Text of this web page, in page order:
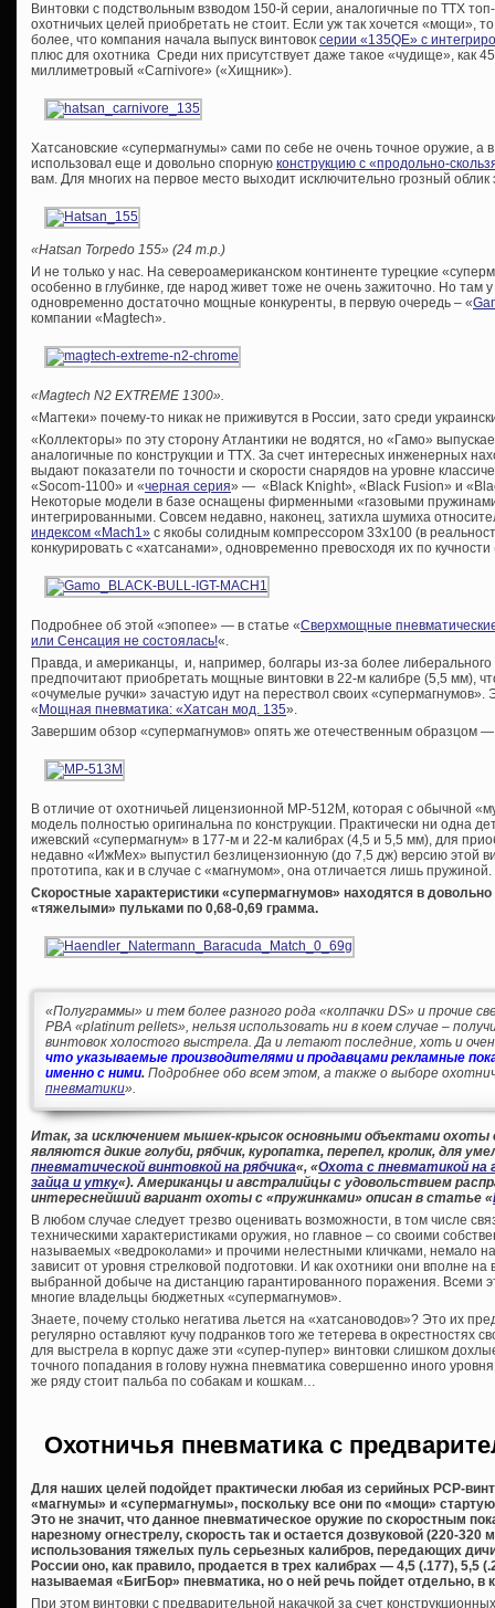
Винтовки с подствольным взводом 150-й серии, аналогичные по ТТХ
охотничьих целей приобретать не стоит. Если уж так хочется «мощи»,
более, что компания начала выпуск винтовок серии «135QE» с
плюс для охотника Среди них присутствует даже такое «чудище», как
миллиметровый «Carnivore» («Хищник»).
Хатсановские «супермагнумы» сами по себе не очень точное оружие, а
использовал еще и довольно спорную конструкцию с «продольно-
вам. Для многих на первое место выходит исключительно грозный облик
«Hatsan Torpedo 155» (24 т.р.)
И не только у нас. На североамериканском континенте турецкие
особенно в глубинке, где народ живет тоже не очень зажиточно. Но там
одновременно достаточно мощные конкуренты, в первую очередь – «
компании «Magtech».
«Magtech N2 EXTREME 1300».
«Магтеки» почему-то никак не приживутся в России, зато среди
«Коллекторы» по эту сторону Атлантики не водятся, но «Гамо»
аналогичные по конструкции и ТТХ. За счет интересных инженерных
выдают показатели по точности и скорости снарядов на уровне
«Socom-1100» и «черная серия» — «Black Knight», «Black Fusion» и
Некоторые модели в базе оснащены фирменными «газовыми
интегрированными. Совсем недавно, наконец, затихла шумиха
индексом «Mach1» с якобы солидным компрессором 33х100 (в
конкурировать с «хатсанами», одновременно превосходя их по кучности
Подробнее об этой «эпопее» — в статье «Сверхмощные
или Сенсация не состоялась!«.
Правда, и американцы, и, например, болгары из-за более либерального
предпочитают приобретать мощные винтовки в 22-м калибре (5,5 мм),
«очумелые ручки» зачастую идут на перествол своих «супермагнумов».
« Мощная пневматика: «Хатсан мод. 135».
Завершим обзор «супермагнумов» опять же отечественным образцом
В отличие от охотничьей лицензионной МР-512М, которая с обычной
модель полностью оригинальна по конструкции. Практически ни одна
ижевский «супермагнум» в 177-м и 22-м калибрах (4,5 и 5,5 мм), для
недавно «ИжМех» выпустил безлицензионную (до 7,5 дж) версию этой
прототипа, как и в случае с «магнумом», она отличается лишь пружиной.
Скоростные характеристики «супермагнумов» находятся в
«тяжелыми» пульками по 0,68-0,69 грамма.
«Полуграммы» и тем более разного рода «колпачки DS» и прочие
PBA «platinum pellets», нельзя использовать ни в коем случае –
винтовок холостого выстрела. Да и летают последние, хоть и
что указываемые производителями и продавцами рекламные
именно с ними. Подробнее обо всем этом, а также о выборе
пневматики».
Итак, за исключением мышек-крысок основными объектами
являются дикие голуби, рябчик, куропатка, перепел, кролик, для
пневматической винтовкой на рябчика«, «Охота с пневматикой на
зайца и утку«). Американцы и австралийцы с удовольствием
интереснейший вариант охоты с «пружинками» описан в статье «
В любом случае следует трезво оценивать возможности, в том числе
техническими характеристиками оружия, но главное – со своими
называемых «ведроколами» и прочими нелестными кличками, немало
зависит от уровня стрелковой подготовки. И как охотники они вполне
выбранной добыче на дистанцию гарантированного поражения. Всеми
многие владельцы бюджетных «супермагнумов».
Знаете, почему столько негатива льется на «хатсановодов»? Это их
регулярно оставляют кучу подранков того же тетерева в окрестностях
для выстрела в корпус даже эти «супер-пупер» винтовки слишком
точного попадания в голову нужна пневматика совершенно иного
же ряду стоит пальба по собакам и кошкам…
Охотничья пневматика с
Для наших целей подойдет практически любая из серийных PCP-
«магнумы» и «супермагнумы», поскольку все они по «мощи»
Это не значит, что данное пневматическое оружие по скоростным
нарезному огнестрелу, скорость так и остается дозвуковой (220-320
использования тяжелых пуль серьезных калибров, передающих
России оно, как правило, продается в трех калибрах — 4,5 (.177), 5,5
называемая «БигБор» пневматика, но о ней речь пойдет отдельно, в
При этом винтовки с предварительной накачкой за счет